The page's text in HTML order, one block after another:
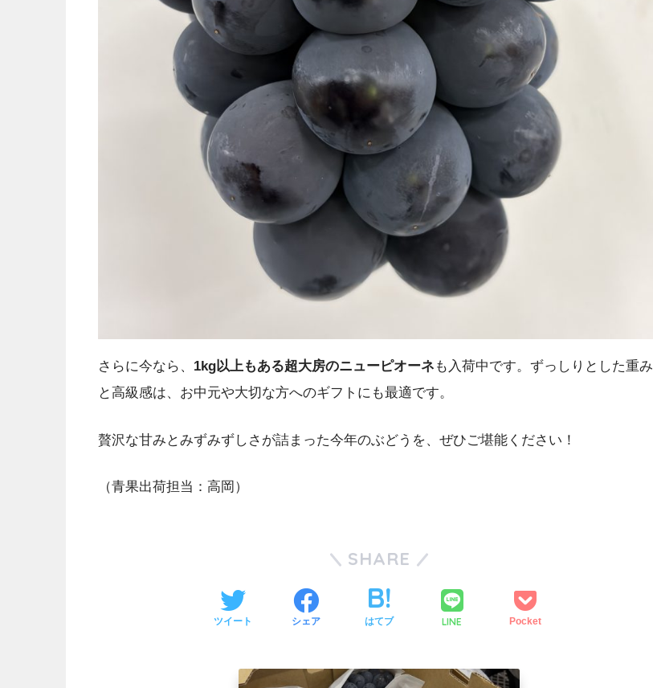
さらに今なら、 1kg以上もある超大房のニューピオーネ も入荷中です。ずっしりとした重み
と高級感は、お中元や大切な方へのギフトにも最適です。
贅沢な甘みとみずみずしさが詰まった今年のぶどうを、ぜひご堪能ください！
（青果出荷担当：高岡）
SHARE
ツイート シェア はてブ LINE Pocket